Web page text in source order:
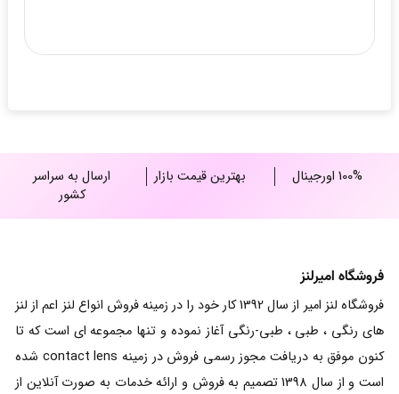
100% اورجینال بهترین قیمت بازار
ارسال به سراسر
کشور
فروشگاه امیرلنز
فروشگاه لنز امیر از سال 1392 کار خود را در زمینه فروش انواع لنز اعم از لنز
های رنگی ، طبی ، طبی-رنگی آغاز نموده و تنها مجموعه ای است که تا
کنون موفق به دریافت مجوز رسمی فروش در زمینه contact lens شده
است و از سال 1398 تصمیم به فروش و ارائه خدمات به صورت آنلاین از